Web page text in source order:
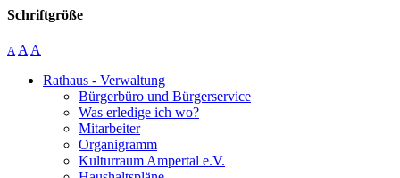
Schriftgröße
A A A
Rathaus - Verwaltung
Bürgerbüro und Bürgerservice
Was erledige ich wo?
Mitarbeiter
Organigramm
Kulturraum Ampertal e.V.